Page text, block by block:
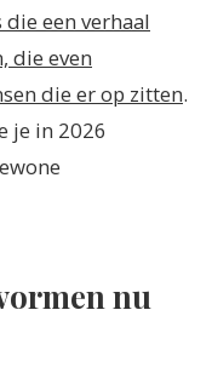
een verhaal
die even
die er op zitten.
je in 2026
nu